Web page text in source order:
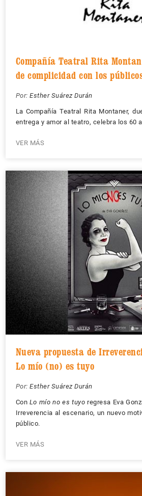
Compañía Teatral Rita
de complicidad con los
Por: Esther Suárez Durán
La Compañía Teatral Rita Montaner,
entrega y amor al teatro, celebra los 60
VER MÁS
Nueva propuesta de
Lo mío (no) es tuyo
Por: Esther Suárez Durán
Con Lo mío no es tuyo regresa Eva
Irreverencia al escenario, un nuevo
público.
VER MÁS